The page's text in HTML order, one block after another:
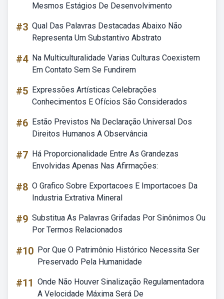
Mesmos Estágios De Desenvolvimento
#3 Qual Das Palavras Destacadas Abaixo Não
Representa Um Substantivo Abstrato
#4 Na Multiculturalidade Varias Culturas Coexistem
Em Contato Sem Se Fundirem
#5 Expressões Artísticas Celebrações
Conhecimentos E Ofícios São Considerados
#6 Estão Previstos Na Declaração Universal Dos
Direitos Humanos A Observância
#7 Há Proporcionalidade Entre As Grandezas
Envolvidas Apenas Nas Afirmações:
#8 O Grafico Sobre Exportacoes E Importacoes Da
Industria Extrativa Mineral
#9 Substitua As Palavras Grifadas Por Sinônimos Ou
Por Termos Relacionados
#10 Por Que O Patrimônio Histórico Necessita Ser
Preservado Pela Humanidade
#11 Onde Não Houver Sinalização Regulamentadora
A Velocidade Máxima Será De